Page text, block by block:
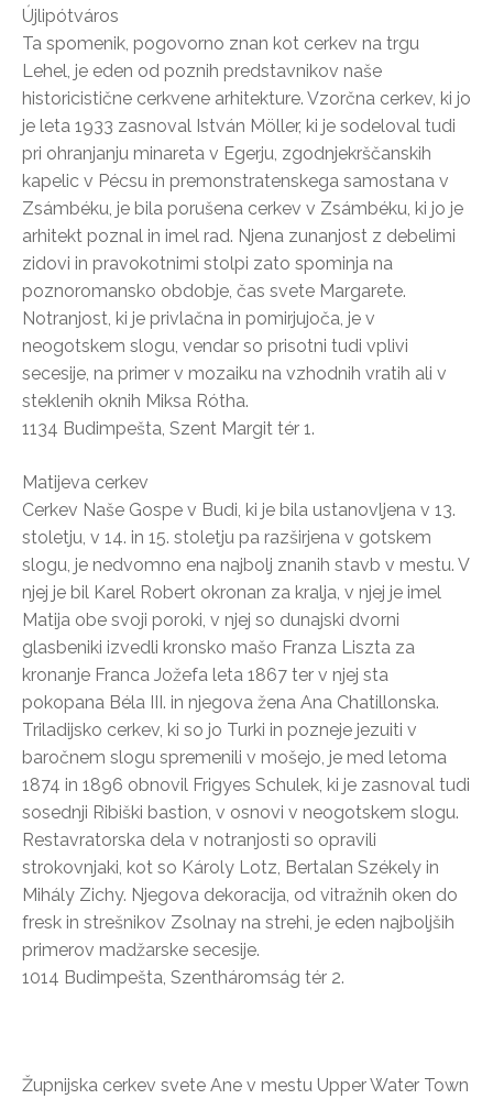
Újlipótváros
Ta spomenik, pogovorno znan kot cerkev na trgu
Lehel, je eden od poznih predstavnikov naše
historicistične cerkvene arhitekture. Vzorčna cerkev, ki jo
je leta 1933 zasnoval István Möller, ki je sodeloval tudi
pri ohranjanju minareta v Egerju, zgodnjekrščanskih
kapelic v Pécsu in premonstratenskega samostana v
Zsámbéku, je bila porušena cerkev v Zsámbéku, ki jo je
arhitekt poznal in imel rad. Njena zunanjost z debelimi
zidovi in pravokotnimi stolpi zato spominja na
poznoromansko obdobje, čas svete Margarete.
Notranjost, ki je privlačna in pomirjujoča, je v
neogotskem slogu, vendar so prisotni tudi vplivi
secesije, na primer v mozaiku na vzhodnih vratih ali v
steklenih oknih Miksa Rótha.
1134 Budimpešta, Szent Margit tér 1.
Matijeva cerkev
Cerkev Naše Gospe v Budi, ki je bila ustanovljena v 13.
stoletju, v 14. in 15. stoletju pa razširjena v gotskem
slogu, je nedvomno ena najbolj znanih stavb v mestu. V
njej je bil Karel Robert okronan za kralja, v njej je imel
Matija obe svoji poroki, v njej so dunajski dvorni
glasbeniki izvedli kronsko mašo Franza Liszta za
kronanje Franca Jožefa leta 1867 ter v njej sta
pokopana Béla III. in njegova žena Ana Chatillonska.
Triladijsko cerkev, ki so jo Turki in pozneje jezuiti v
baročnem slogu spremenili v mošejo, je med letoma
1874 in 1896 obnovil Frigyes Schulek, ki je zasnoval tudi
sosednji Ribiški bastion, v osnovi v neogotskem slogu.
Restavratorska dela v notranjosti so opravili
strokovnjaki, kot so Károly Lotz, Bertalan Székely in
Mihály Zichy. Njegova dekoracija, od vitražnih oken do
fresk in strešnikov Zsolnay na strehi, je eden najboljših
primerov madžarske secesije.
1014 Budimpešta, Szentháromság tér 2.
Župnijska cerkev svete Ane v mestu Upper Water Town